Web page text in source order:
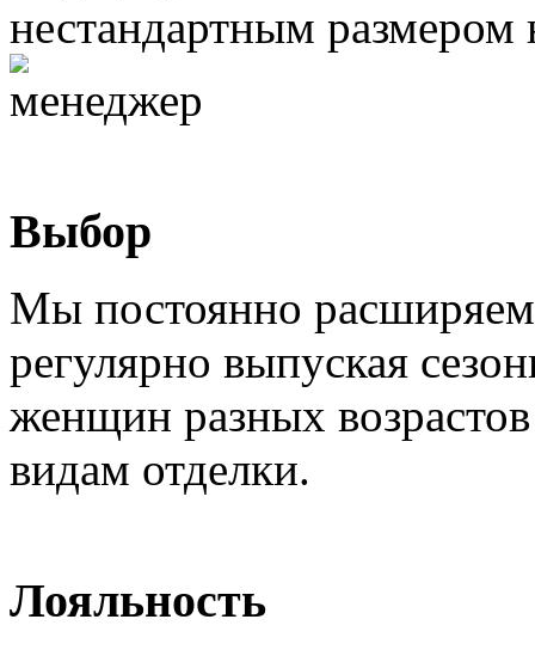
нестандартным размером
Выбор
Мы постоянно
регулярно выпуская
женщин разных
видам отделки.
Лояльность